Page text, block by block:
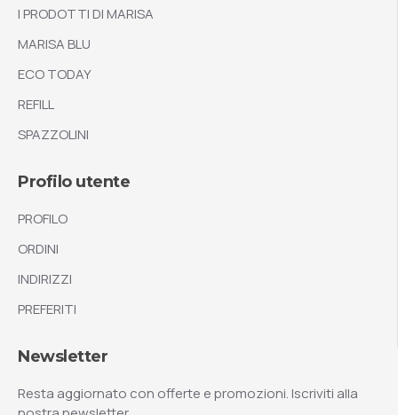
I PRODOTTI DI MARISA
MARISA BLU
ECO TODAY
REFILL
SPAZZOLINI
Profilo utente
PROFILO
ORDINI
INDIRIZZI
PREFERITI
Newsletter
Resta aggiornato con offerte e promozioni. Iscriviti alla